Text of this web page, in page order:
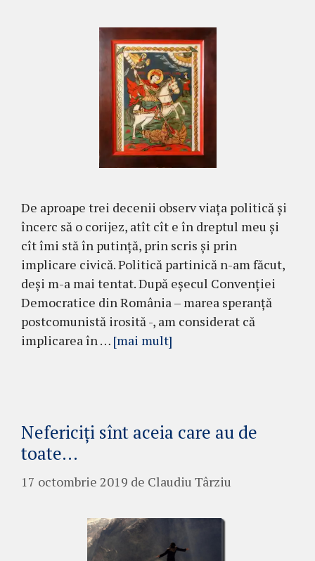
De aproape trei decenii observ viața politică și
încerc să o corijez, atît cît e în dreptul meu și
cît îmi stă în putință, prin scris și prin
implicare civică. Politică partinică n-am făcut,
deși m-a mai tentat. După eșecul Convenției
Democratice din România – marea speranță
postcomunistă irosită -, am considerat că
implicarea în … [mai mult]
Nefericiți sînt aceia care au de
toate…
17 octombrie 2019 de Claudiu Târziu